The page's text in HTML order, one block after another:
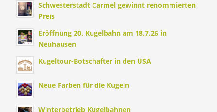
Schwesterstadt Carmel gewinnt renommierten
Preis
Eröffnung 20. Kugelbahn am 18.7.26 in
Neuhausen
Kugeltour-Botschafter in den USA
Neue Farben für die Kugeln
Winterbetrieb Kugelbahnen